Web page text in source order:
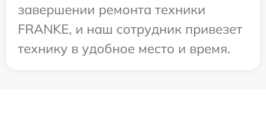
завершении ремонта техники
FRANKE, и наш сотрудник привезет
технику в удобное место и время.